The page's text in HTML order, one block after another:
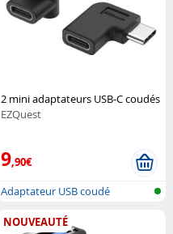
2 mini adaptateurs USB-C coudés
EZQuest
9,90€
Adaptateur USB coudé
NOUVEAUTÉ